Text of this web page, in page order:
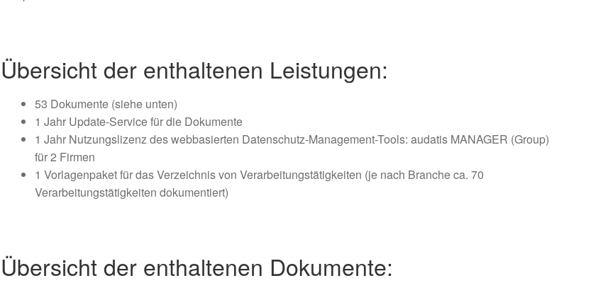
Übersicht der enthaltenen Leistungen:
53 Dokumente (siehe unten)
1 Jahr Update-Service für die Dokumente
1 Jahr Nutzungslizenz des webbasierten Datenschutz-Management-Tools: audatis MANAGER (Group)
für 2 Firmen
1 Vorlagenpaket für das Verzeichnis von Verarbeitungstätigkeiten (je nach Branche ca. 70
Verarbeitungstätigkeiten dokumentiert)
Übersicht der enthaltenen Dokumente: